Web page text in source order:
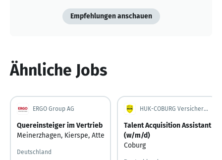
Empfehlungen anschauen
Ähnliche Jobs
ERGO Group AG
Quereinsteiger im Vertrieb
Meinerzhagen, Kierspe, Attendorn ,Bad Berleburg
Deutschland
HUK-COBURG Versicherungsgruppe
Talent Acquisition Assistant
(w/m/d)
Coburg